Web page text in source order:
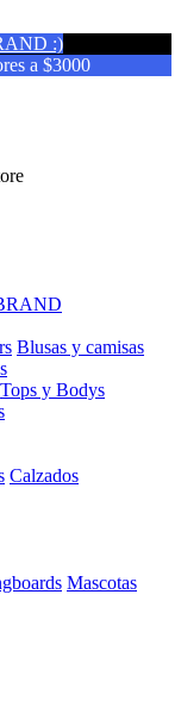
:)
a $3000
Blusas y camisas
Tops y Bodys
Calzados
Mascotas